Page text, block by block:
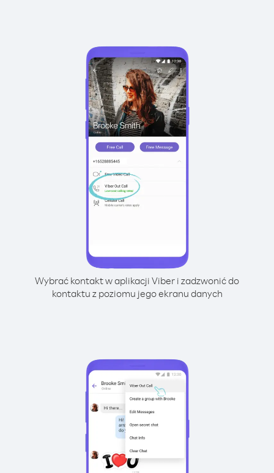
Wybrać kontakt w aplikacji Viber i zadzwonić do
kontaktu z poziomu jego ekranu danych